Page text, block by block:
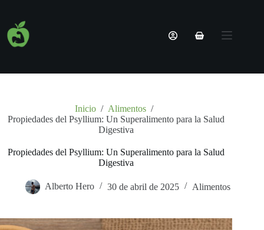
contenido
Sin
Personalizados
Blog
Nombre de usuario o correo electrónico
Carro
Inicio / Alimentos /
Propiedades del Psyllium: Un Superalimento para la Salud
Digestiva
Propiedades del Psyllium: Un Superalimento para la Salud
Digestiva
Alberto Hero 30 de abril de 2025 Alimentos